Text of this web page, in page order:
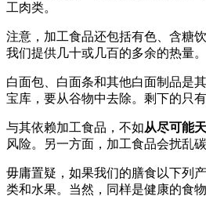
工肉类。
注意，加工食品还包括有色、含糖
我们提供几十或几百的多余的热量
白面包、白面条和其他白面制品是
宝库，要从谷物中去除。剩下的只
与其依赖加工食品，不如从尽可能
风险。另一方面，加工食品会扰乱
毋庸置疑，如果我们的膳食以下列
类和水果。当然，同样是健康的食